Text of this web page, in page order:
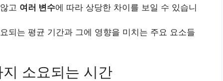
고 여러 변수에 따라 상당한 차이를 보일 수 있습니
되는 평균 기간과 그에 영향을 미치는 주요 요소들
소요되는 시간